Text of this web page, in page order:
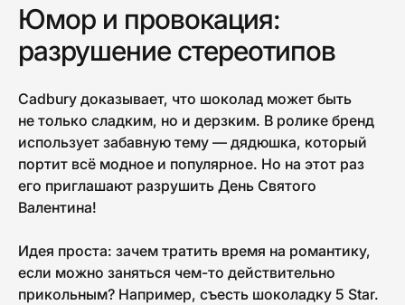
Юмор и провокация:
разрушение стереотипов
Cadbury доказывает, что шоколад может быть
не только сладким, но и дерзким. В ролике бренд
использует забавную тему — дядюшка, который
портит всё модное и популярное. Но на этот раз
его приглашают разрушить День Святого
Валентина!
Идея проста: зачем тратить время на романтику,
если можно заняться чем-то действительно
прикольным? Например, съесть шоколадку 5 Star.